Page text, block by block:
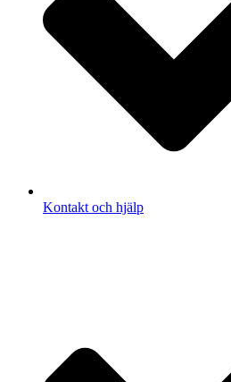
Kontakt och hjälp